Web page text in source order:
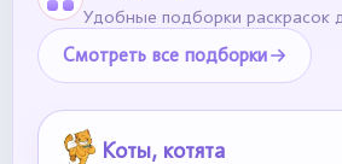
Удобные подборки раскрасок
Смотреть все подборки
Коты, котята